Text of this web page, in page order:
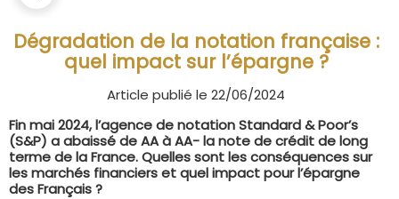
Dégradation de la notation française :
quel impact sur l’épargne ?
Article publié le 22/06/2024
Fin mai 2024, l’agence de notation Standard & Poor’s
(S&P) a abaissé de AA à AA- la note de crédit de long
terme de la France. Quelles sont les conséquences sur
les marchés financiers et quel impact pour l’épargne
des Français ?